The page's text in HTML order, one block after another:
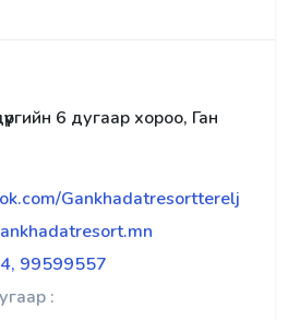
6 дугаар хороо, Ган
Gankhadatresortterelj
99599557
: